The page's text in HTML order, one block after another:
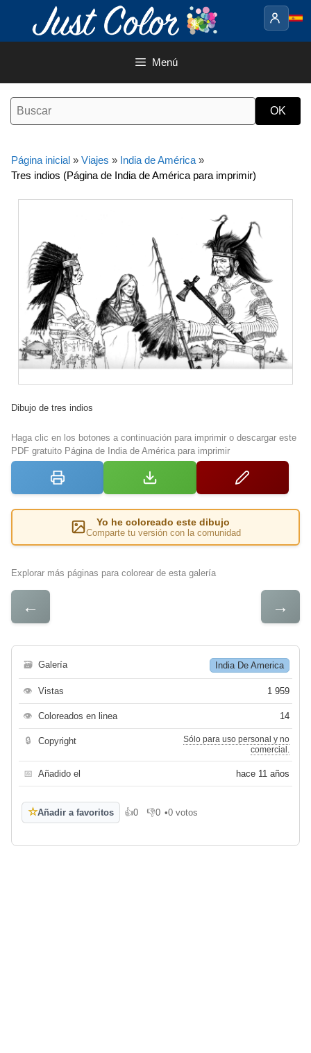
contenido
Menú
Página inicial » Viajes » India de América »
Tres indios (Página de India de América para imprimir)
Dibujo de tres indios
Haga clic en los botones a continuación para imprimir o descargar este
PDF gratuito Página de India de América para imprimir
Yo he coloreado este dibujo
Comparte tu versión con la comunidad
Explorar más páginas para colorear de esta galería
← →
🗃 Galería India De America
👁 Vistas 1 959
👁 Coloreados en linea 14
🔒 Copyright
Sólo para uso personal y no
comercial.
📅 Añadido el hace 11 años
☆Añadir a favoritos 👍0
Me gusta
👎0
No me gusta
•0 votos